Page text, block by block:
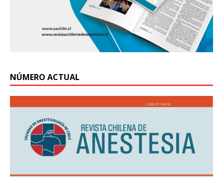
NÚMERO ACTUAL